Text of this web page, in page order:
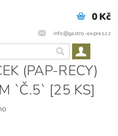
info@gastro-expres.cz
0 Kč
(PAP-RECY)
`Č.5` [25 KS]